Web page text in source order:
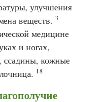
улучшения
веществ. 3
медицине
и ногах,
ссадины, кожные
18